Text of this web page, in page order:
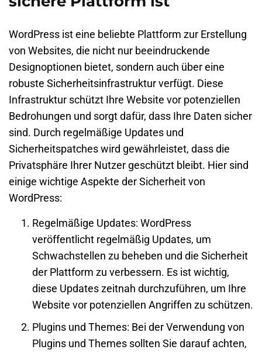
WordPress ist eine beliebte Plattform zur Erstellung
von Websites, die nicht nur beeindruckende
Designoptionen bietet, sondern auch über eine
robuste Sicherheitsinfrastruktur verfügt. Diese
Infrastruktur schützt Ihre Website vor potenziellen
Bedrohungen und sorgt dafür, dass Ihre Daten sicher
sind. Durch regelmäßige Updates und
Sicherheitspatches wird gewährleistet, dass die
Privatsphäre Ihrer Nutzer geschützt bleibt. Hier sind
einige wichtige Aspekte der Sicherheit von
WordPress:
Regelmäßige Updates: WordPress
veröffentlicht regelmäßig Updates, um
Schwachstellen zu beheben und die Sicherheit
der Plattform zu verbessern. Es ist wichtig,
diese Updates zeitnah durchzuführen, um Ihre
Website vor potenziellen Angriffen zu schützen.
Plugins und Themes: Bei der Verwendung von
Plugins und Themes sollten Sie darauf achten,